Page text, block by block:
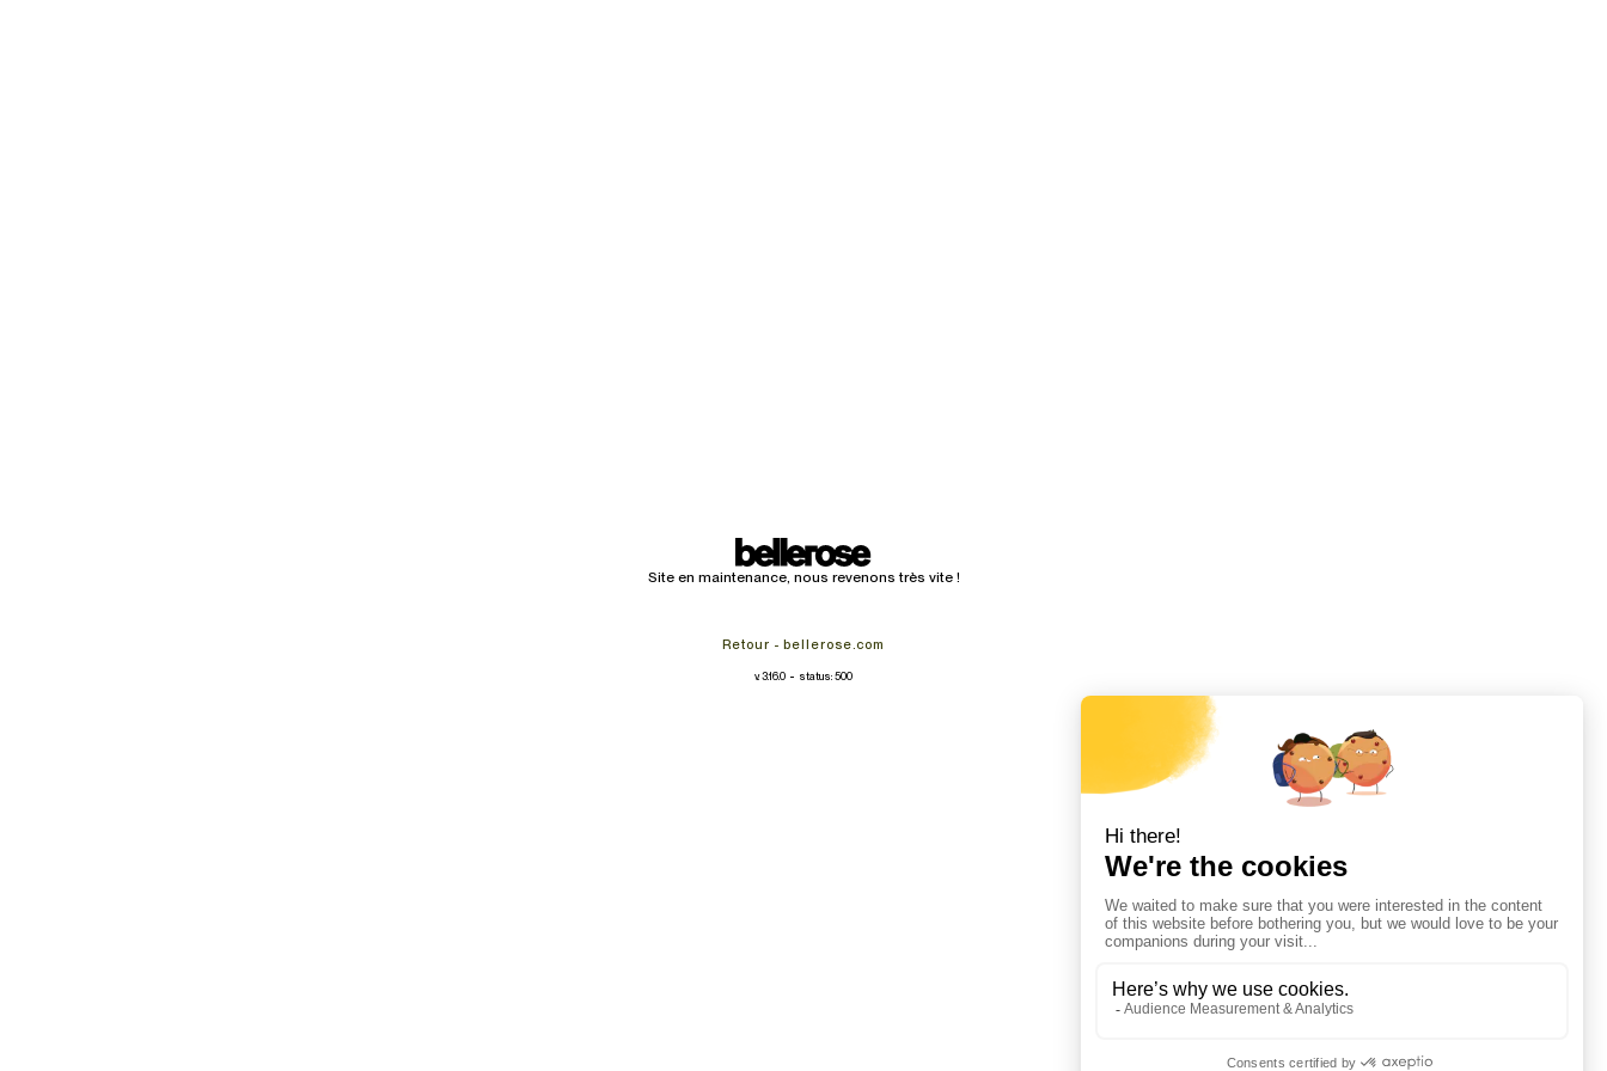
Site en maintenance, nous revenons très vite !
Retour - bellerose.com
v. 3.16.0 - status: 500